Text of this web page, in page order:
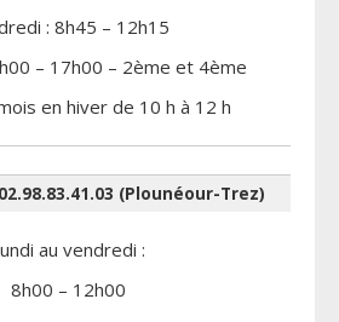
: 8h45 – 12h15
– 17h00 – 2ème et 4ème
en hiver de 10 h à 12 h
(Plounéour-Trez)
au vendredi :
8h00 – 12h00